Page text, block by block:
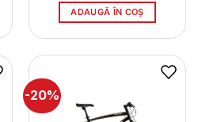
a
fost:
ADAUGĂ ÎN COȘ
-20%